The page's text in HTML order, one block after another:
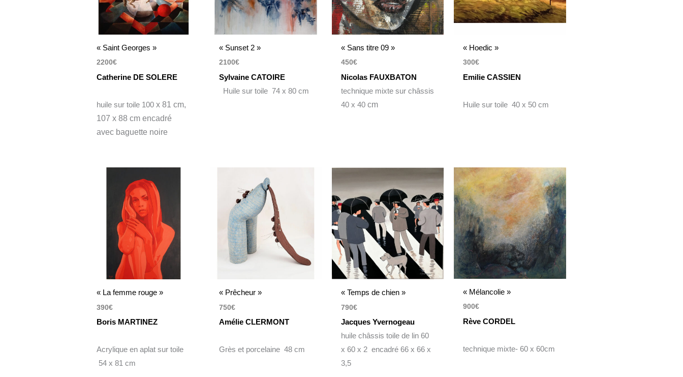
« Saint Georges »
2200€
Catherine DE SOLERE
huile sur toile 100x 81 cm,
107 x 88 cm encadré
avec baguette noire
« Sunset 2 »
2100€
Sylvaine CATOIRE
Huile sur toile 74 x 80 cm
« Sans titre 09 »
450€
Nicolas FAUXBATON
technique mixte sur châssis
40 x 40cm
« Hoedic »
300€
Emilie CASSIEN
Huile sur toile 40 x 50 cm
« La femme rouge »
390€
Boris MARTINEZ
Acrylique en aplat sur toile
54 x 81 cm
« Prêcheur »
750€
Amélie CLERMONT
Grès et porcelaine 48 cm
« Temps de chien »
790€
Jacques Yvernogeau
huile châssis toile de lin 60
x 60 x 2 encadré 66 x 66 x
3,5
« Mélancolie »
900€
Rève CORDEL
technique mixte- 60 x 60cm